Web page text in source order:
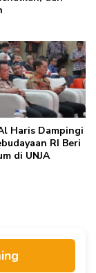
Haris Dampingi
RI Beri
di UNJA